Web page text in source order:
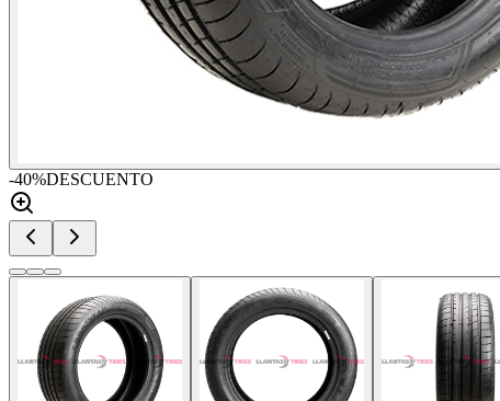
-40%DESCUENTO